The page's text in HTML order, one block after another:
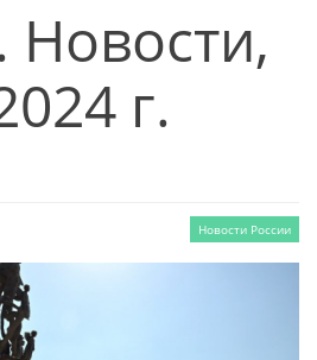
Новости,
г.
Новости России